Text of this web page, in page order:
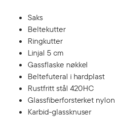
Saks
Beltekutter
Ringkutter
Linjal 5 cm
Gassflaske nøkkel
Beltefuteral i hardplast
Rustfritt stål 420HC
Glassfiberforsterket nylon
Karbid-glassknuser